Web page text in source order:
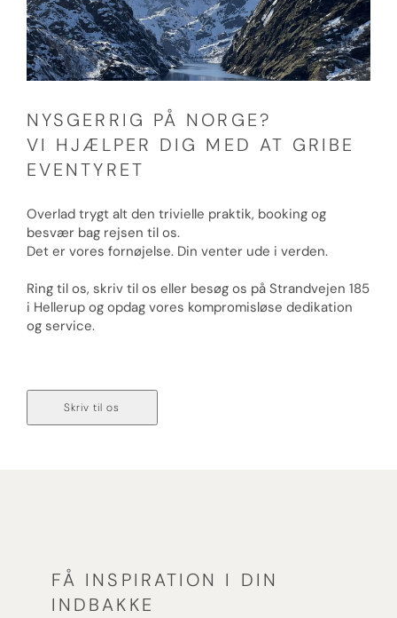
NYSGERRIG PÅ NORGE?
VI HJÆLPER DIG MED AT GRIBE
EVENTYRET
Overlad trygt alt den trivielle praktik, booking og
besvær bag rejsen til os.
Det er vores fornøjelse. Din venter ude i verden.
Ring til os, skriv til os eller besøg os på Strandvejen 185
i Hellerup og opdag vores kompromisløse dedikation
og service.
Skriv til os
FÅ INSPIRATION I DIN
INDBAKKE